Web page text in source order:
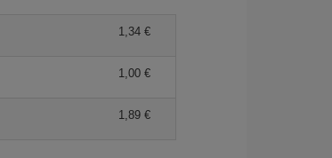
1,34 €
1,00 €
1,89 €